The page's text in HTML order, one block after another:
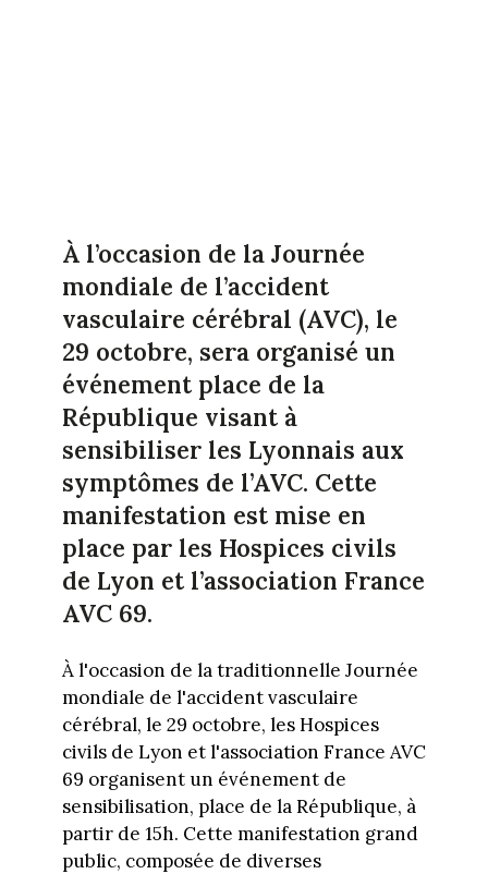
À l’occasion de la Journée
mondiale de l’accident
vasculaire cérébral (AVC), le
29 octobre, sera organisé un
événement place de la
République visant à
sensibiliser les Lyonnais aux
symptômes de l’AVC. Cette
manifestation est mise en
place par les Hospices civils
de Lyon et l’association France
AVC 69.
À l'occasion de la traditionnelle Journée
mondiale de l'accident vasculaire
cérébral, le 29 octobre, les Hospices
civils de Lyon et l'association France AVC
69 organisent un événement de
sensibilisation, place de la République, à
partir de 15h. Cette manifestation grand
public, composée de diverses